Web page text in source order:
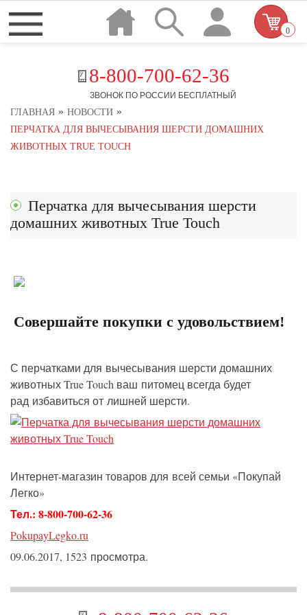
8-800-700-62-36
ЗВОНОК ПО РОССИИ БЕСПЛАТНЫЙ
0
ГЛАВНАЯ » НОВОСТИ »
ПЕРЧАТКА ДЛЯ ВЫЧЕСЫВАНИЯ ШЕРСТИ ДОМАШНИХ
ЖИВОТНЫХ TRUE TOUCH
Перчатка для вычесывания шерсти
домашних животных True Touch
Совершайте покупки с удовольствием!
С перчатками для вычесывания шерсти домашних
животных True Touch ваш питомец всегда будет
рад избавиться от лишней шерсти.
Интернет-магазин товаров для всей семьи «Покупай
Легко»
Тел.: 8-800-700-62-36
PokupayLegko.ru
09.06.2017, 1523 просмотра.